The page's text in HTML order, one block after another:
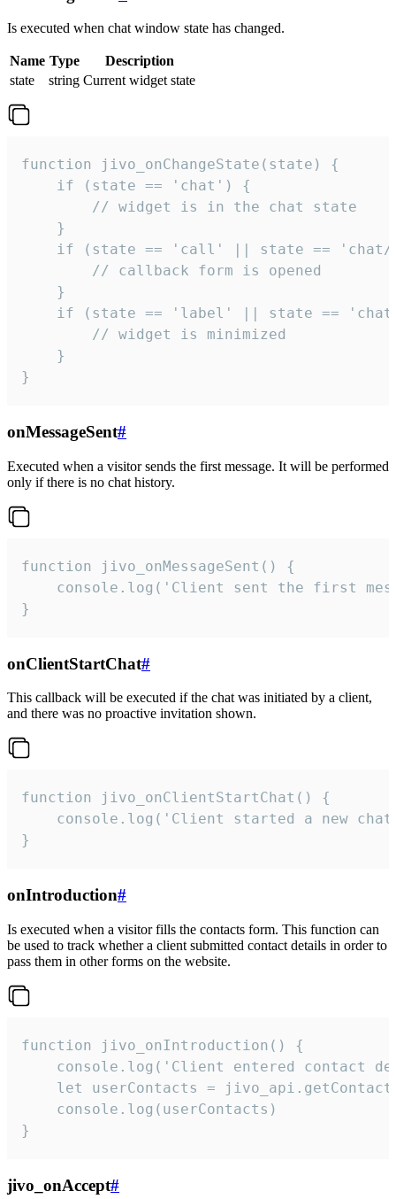
Is executed when chat window state has changed.
Name Type
Description
state
string Current widget state
function jivo_onChangeState(state) {
    if (state == 'chat') {
        // widget is in the chat state
    }
if (state == 'call' || state ==
        // callback form is opened
    }
if (state == 'label' || state ==
        // widget is minimized
    }
}
onMessageSent#
Executed when a visitor sends the first message. It will be performed
only if there is no chat history.
function jivo_onMessageSent() {
console.log('Client sent the first
}
onClientStartChat#
This callback will be executed if the chat was initiated by a client,
and there was no proactive invitation shown.
function jivo_onClientStartChat() {
console.log('Client started a new
}
onIntroduction#
Is executed when a visitor fills the contacts form. This function can
be used to track whether a client submitted contact details in order to
pass them in other forms on the website.
function jivo_onIntroduction() {
console.log('Client entered contact
let userContacts =
    console.log(userContacts)
}
jivo_onAccept#